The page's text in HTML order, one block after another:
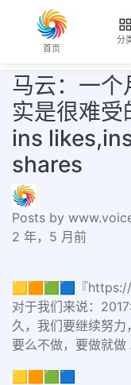
首页
分
马云：一个
实是很难
ins
shares
Posts by
2 年，5 月前
🟨🟧🟩🟦『https://
对于我们来说：
久，我们要继续努力
要么不做，要做就做
🟨🟧🟩🟦